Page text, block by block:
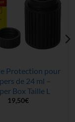
Protection pour
de 24 ml –
Box Taille L
19,50€